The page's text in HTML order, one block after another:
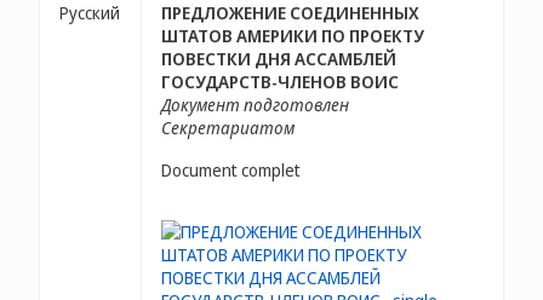
Русский
ПРЕДЛОЖЕНИЕ СОЕДИНЕННЫХ
ШТАТОВ АМЕРИКИ ПО ПРОЕКТУ
ПОВЕСТКИ ДНЯ АССАМБЛЕЙ
ГОСУДАРСТВ-ЧЛЕНОВ ВОИС
Документ подготовлен
Секретариатом
Document complet